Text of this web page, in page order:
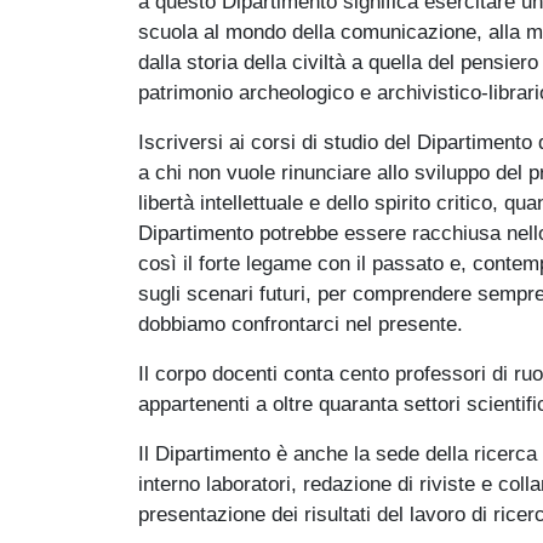
scuola al mondo della comunicazione, alla
dalla storia della civiltà a quella del
patrimonio archeologico e archivistico-
Iscriversi ai corsi di studio del Dipartimento
a chi non vuole rinunciare allo sviluppo del
libertà intellettuale e dello spirito critico,
Dipartimento potrebbe essere racchiusa
così il forte legame con il passato e,
sugli scenari futuri, per comprendere
dobbiamo confrontarci nel presente.
Il corpo docenti conta cento professori di
appartenenti a oltre quaranta settori
Il Dipartimento è anche la sede della
interno laboratori, redazione di riviste e
presentazione dei risultati del lavoro di